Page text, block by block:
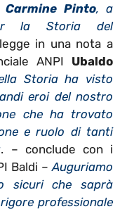
Carmine Pinto, a
la Storia del
in una nota a
ANPI Ubaldo
Storia ha visto
eroi del nostro
che ha trovato
e ruolo di tanti
. – conclude con i
Baldi –Auguriamo
sicuri che saprà
professionale